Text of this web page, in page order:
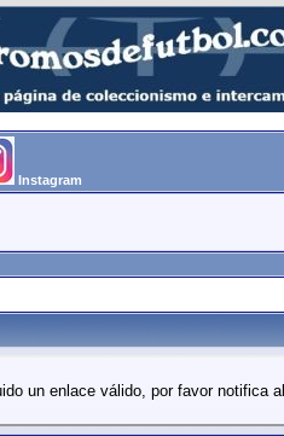
Instagram
un enlace válido, por favor notifica al